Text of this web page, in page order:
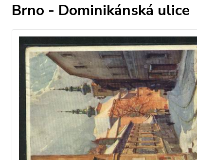
Brno - Dominikánská ulice